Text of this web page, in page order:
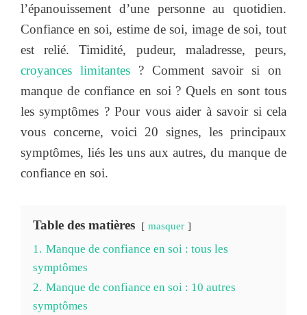
l’épanouissement d’une personne au quotidien.
Confiance en soi, estime de soi, image de soi, tout
est relié. Timidité, pudeur, maladresse, peurs,
croyances limitantes? Comment savoir si on
manque de confiance en soi ? Quels en sont tous
les symptômes ? Pour vous aider à savoir si cela
vous concerne, voici 20 signes, les principaux
symptômes, liés les uns aux autres, du manque de
confiance en soi.
Table des matières masquer
1. Manque de confiance en soi : tous les
symptômes
2. Manque de confiance en soi : 10 autres
symptômes